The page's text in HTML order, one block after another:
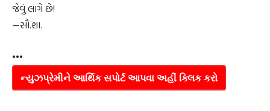
જેવું લાગે છે!
—સૌ.શા.
•••
ન્યુઝપ્રેમીને આર્થિક સપોર્ટ આપવા અહીં ક્લિક કરો